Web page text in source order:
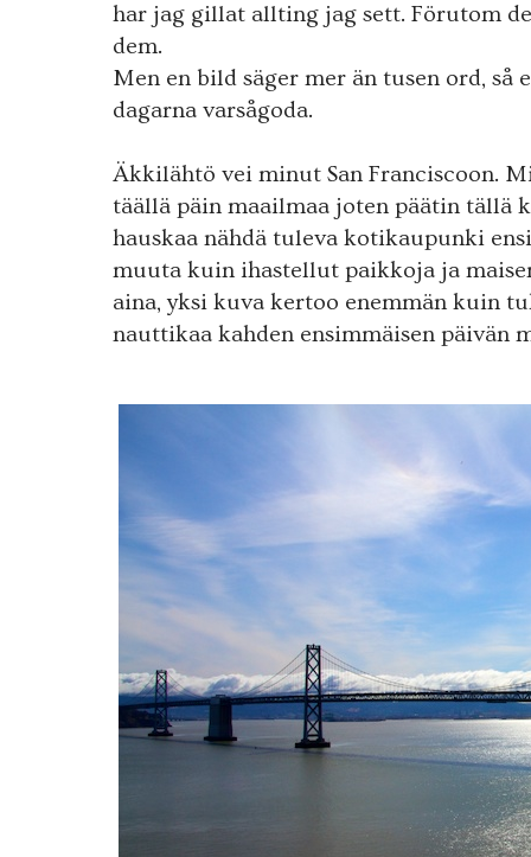
har jag gillat allting jag sett. Förutom
dem.
Men en bild säger mer än tusen ord, så
dagarna varsågoda.
Äkkilähtö vei minut San Franciscoon.
täällä päin maailmaa joten päätin tällä
hauskaa nähdä tuleva kotikaupunki
muuta kuin ihastellut paikkoja ja
aina, yksi kuva kertoo enemmän kuin
nauttikaa kahden ensimmäisen päivän